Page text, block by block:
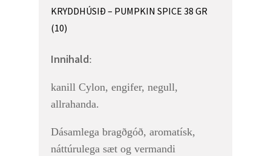
KRYDDHÚSIÐ – PUMPKIN SPICE 38 GR
(10)
Innihald:
kanill Cylon, engifer, negull,
allrahanda.
Dásamlega bragðgóð, aromatísk,
náttúrulega sæt og vermandi